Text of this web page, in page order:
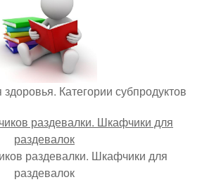
Категории субпродуктов
раздевалки. Шкафчики для
раздевалок